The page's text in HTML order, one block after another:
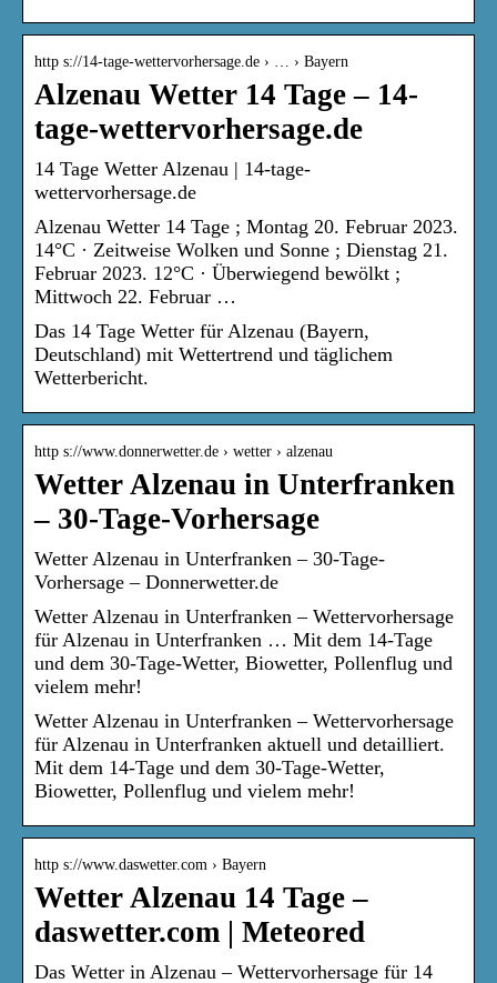
http s://14-tage-wettervorhersage.de › … › Bayern
Alzenau Wetter 14 Tage – 14-
tage-wettervorhersage.de
14 Tage Wetter Alzenau | 14-tage-
wettervorhersage.de
Alzenau Wetter 14 Tage ; Montag 20. Februar 2023.
14°C · Zeitweise Wolken und Sonne ; Dienstag 21.
Februar 2023. 12°C · Überwiegend bewölkt ;
Mittwoch 22. Februar …
Das 14 Tage Wetter für Alzenau (Bayern,
Deutschland) mit Wettertrend und täglichem
Wetterbericht.
http s://www.donnerwetter.de › wetter › alzenau
Wetter Alzenau in Unterfranken
– 30-Tage-Vorhersage
Wetter Alzenau in Unterfranken – 30-Tage-
Vorhersage – Donnerwetter.de
Wetter Alzenau in Unterfranken – Wettervorhersage
für Alzenau in Unterfranken … Mit dem 14-Tage
und dem 30-Tage-Wetter, Biowetter, Pollenflug und
vielem mehr!
Wetter Alzenau in Unterfranken – Wettervorhersage
für Alzenau in Unterfranken aktuell und detailliert.
Mit dem 14-Tage und dem 30-Tage-Wetter,
Biowetter, Pollenflug und vielem mehr!
http s://www.daswetter.com › Bayern
Wetter Alzenau 14 Tage –
daswetter.com | Meteored
Das Wetter in Alzenau – Wettervorhersage für 14